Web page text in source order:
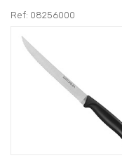
Ref: 08256000